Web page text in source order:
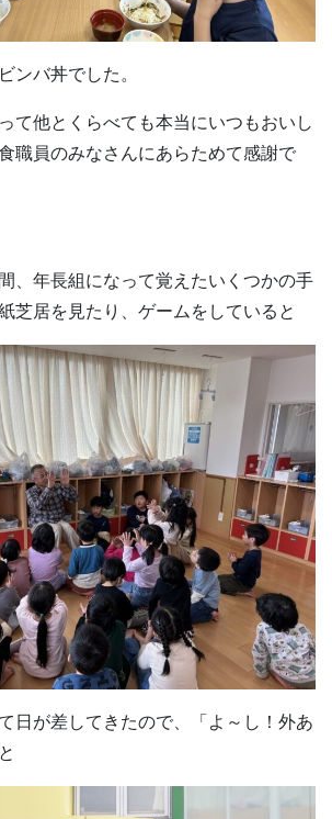
ンバ丼でした。
て他とくらべても本当にいつもおいし
職員のみなさんにあらためて感謝で
、年長組になって覚えたいくつかの手
芝居を見たり、ゲームをしていると
日が差してきたので、「よ～し！外あ